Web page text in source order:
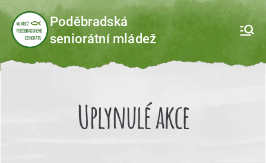
Přeskočit
na
obsah
Poděbradská
seniorátní mládež
Uplynulé akce